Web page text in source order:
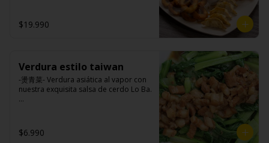
opciones disponibles según lo que
indica en esta descripción.)
$19.990
Verdura estilo taiwan
-燙青菜- Verdura asiática al vapor con
nuestra exquisita salsa de cerdo Lo Ba.
Ingredientes:
Pak choi, loba (panceta de cerdo ,
$6.990